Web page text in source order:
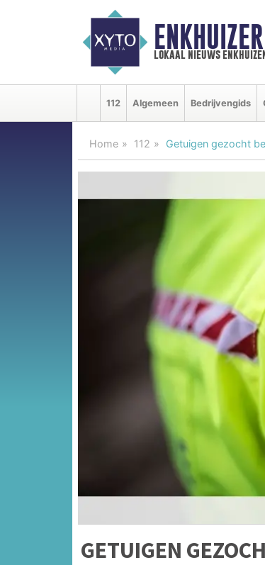
lokaal nieuws
112 Algemeen Bedrijvengids
Home 112 Getuigen gezocht
GETUIGEN